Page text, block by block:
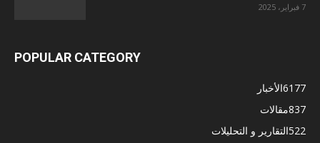
7 فبراير، 2025
POPULAR CATEGORY
الأخبار6177
مقالات837
التقارير و التحليلات522